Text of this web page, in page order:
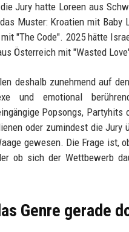
Jury hatte Loreen aus
Muster: Kroatien mit Baby
"The Code". 2025 hätte
Österreich mit "Wasted
deshalb zunehmend auf
und emotional
Popsongs, Partyhits
oder zumindest die Jury
gewesen. Die Frage ist,
ob sich der Wettbewerb
Genre gerade